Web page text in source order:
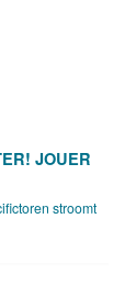
JOUER
stroomt